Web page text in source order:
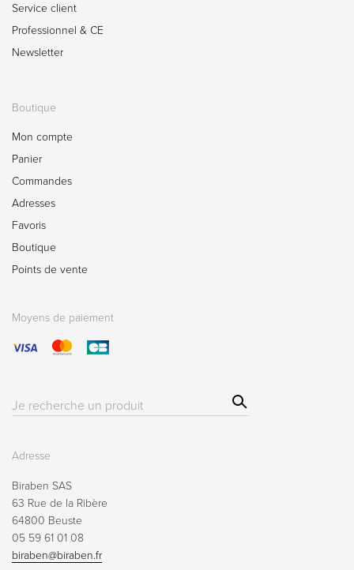
Service client
Professionnel & CE
Newsletter
Boutique
Mon compte
Panier
Commandes
Adresses
Favoris
Boutique
Points de vente
Moyens de paiement
Résultat(s)
Sear
ch
Adresse
Biraben SAS
63 Rue de la Ribère
64800 Beuste
05 59 61 01 08
biraben@biraben.fr